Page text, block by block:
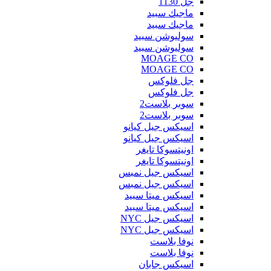
ماجيك سبيد
ماجيك سبيد
سوليوشن سبيد
سوليوشن سبيد
MOAGE CO
MOAGE CO
جل فلوكس
جل فلوكس
سوبر بلاست2
سوبر بلاست2
اسيكس جيل كيانو
اسيكس جيل كيانو
اونيتسوكا تايغر
اونيتسوكا تايغر
اسيكس جيل نمبس
اسيكس جيل نمبس
اسيكس ميتا سبيد
اسيكس ميتا سبيد
اسيكس جيل NYC
اسيكس جيل NYC
نوفا بلاست
نوفا بلاست
اسيكس جابان